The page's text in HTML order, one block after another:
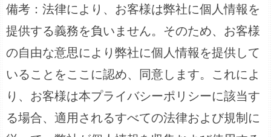
備考：法律により、お客様は弊社に個人情報を
提供する義務を負いません。そのため、お客様
の自由な意思により弊社に個人情報を提供して
いることをここに認め、同意します。これによ
り、お客様は本プライバシーポリシーに該当す
る場合、適用されるすべての法律および規制に